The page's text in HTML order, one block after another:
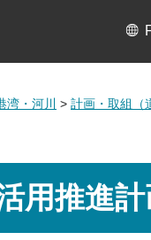
湾・河川 > 計画・取組（
用推進